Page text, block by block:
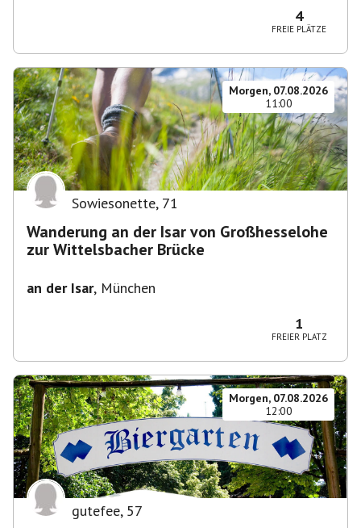
4
FREIE PLÄTZE
Morgen, 07.08.2026
11:00
Sowiesonette, 71
Wanderung an der Isar von Großhesselohe
zur Wittelsbacher Brücke
an der Isar, München
1
FREIER PLATZ
Morgen, 07.08.2026
12:00
gutefee, 57